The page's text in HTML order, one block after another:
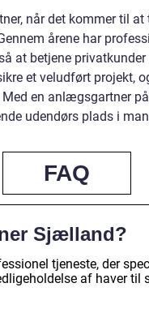
når det kommer til
årene har
at betjene
et veludført projekt,
Med en anlægsgartner
udendørs plads i
FAQ
Sjælland?
tjeneste, der
af haver til